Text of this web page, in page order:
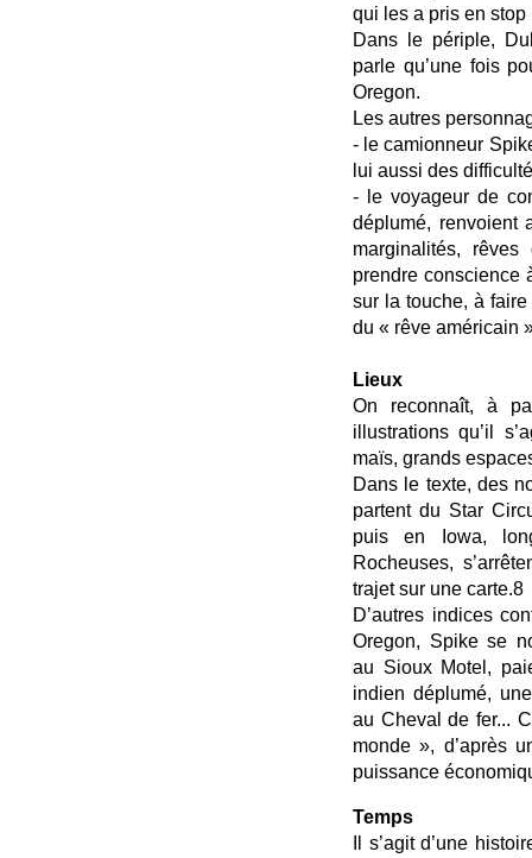
qui les a pris en stop
Dans le périple,
parle qu’une fois
Oregon.
Les autres
- le camionneur
lui aussi des
- le voyageur de
déplumé, renvoient
marginalités,
prendre conscience
sur la touche, à
du « rêve américain
Lieux
On reconnaît, à
illustrations qu’il
maïs, grands
Dans le texte, des
partent du Star
puis en Iowa,
Rocheuses,
trajet sur une carte.8
D’autres indices
Oregon, Spike se
au Sioux Motel,
indien déplumé,
au Cheval de fer...
monde », d’après
puissance
Temps
Il s’agit d’une